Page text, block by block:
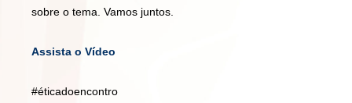
sobre o tema. Vamos juntos.
Assista o Vídeo
#éticadoencontro